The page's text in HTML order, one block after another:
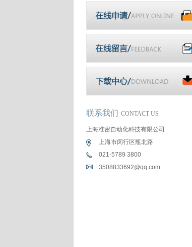
联系我们 CONTACT US
上海准密自动化科技有限公司
上海市闵行区瓶北路
021-5789 3800
3508833692@qq.com